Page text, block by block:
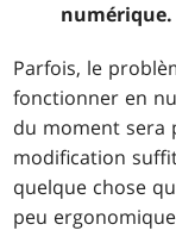
numérique.
Parfois, le
fonctionner en
du moment sera
modification
quelque chose
peu